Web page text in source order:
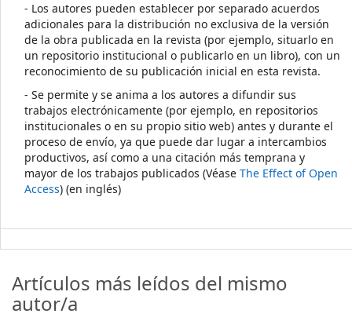
- Los autores pueden establecer por separado acuerdos
adicionales para la distribución no exclusiva de la versión
de la obra publicada en la revista (por ejemplo, situarlo en
un repositorio institucional o publicarlo en un libro), con un
reconocimiento de su publicación inicial en esta revista.
- Se permite y se anima a los autores a difundir sus
trabajos electrónicamente (por ejemplo, en repositorios
institucionales o en su propio sitio web) antes y durante el
proceso de envío, ya que puede dar lugar a intercambios
productivos, así como a una citación más temprana y
mayor de los trabajos publicados (Véase The Effect of Open
Access) (en inglés)
Artículos más leídos del mismo
autor/a